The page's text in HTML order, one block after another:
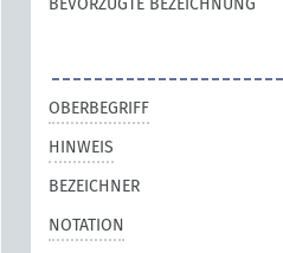
BEVORZUGTE BEZEICHNUNG
OBERBEGRIFF
HINWEIS
BEZEICHNER
NOTATION